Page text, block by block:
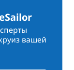
вашей